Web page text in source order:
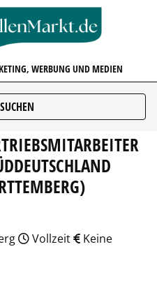
WERBUNG UND MEDIEN
(
Vollzeit
Keine